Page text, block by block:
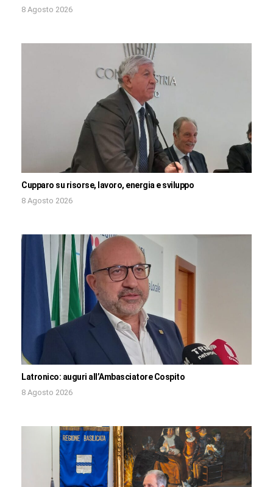
8 Agosto 2026
Cupparo su risorse, lavoro, energia e sviluppo
8 Agosto 2026
Latronico: auguri all’Ambasciatore Cospito
8 Agosto 2026